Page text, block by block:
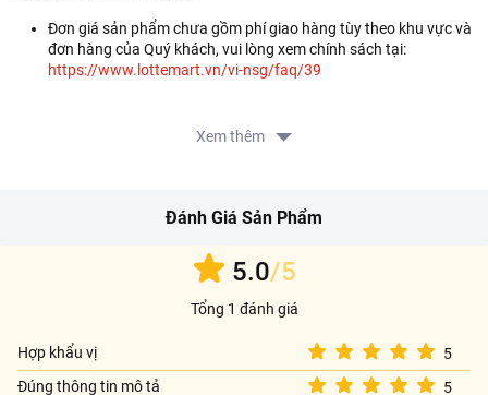
Đơn giá sản phẩm chưa gồm phí giao hàng tùy theo khu vực và
đơn hàng của Quý khách, vui lòng xem chính sách tại:
https://www.lottemart.vn/vi-nsg/faq/39
Xem thêm
Đánh Giá Sản Phẩm
5.0/5
Tổng 1 đánh giá
Hợp khẩu vị
5
Đúng thông tin mô tả
5